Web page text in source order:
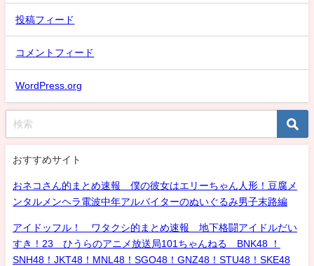
投稿フィード
コメントフィード
WordPress.org
おすすめサイト
おネコさん的まとめ速報 僕の彼女はエリーちゃん人形！豆腐メ
ンタルメンヘラ電波中年アルバイターのぬいぐるみ男子末路編
アイドッフル！ ワタクシ的まとめ速報 地下格闘アイドルだい
すき！23 ひうらのアニメ放送局101ちゃんねる BNK48 ！
SNH48！JKT48！MNL48！SGO48！GNZ48！STU48！SKE48